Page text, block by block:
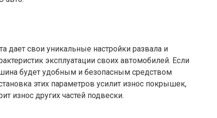
дает свои уникальные настройки развала и
эксплуатации своих автомобилей. Если
будет удобным и безопасным средством
этих параметров усилит износ покрышек,
износ других частей подвески.